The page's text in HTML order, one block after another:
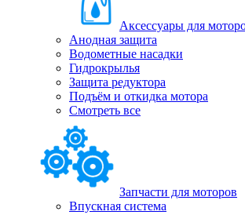
Аксессуары для
Анодная защита
Водометные насадки
Гидрокрылья
Защита редуктора
Подъём и откидка мотора
Смотреть все
Запчасти для моторов
Впускная система